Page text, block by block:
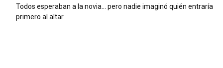
Todos esperaban a la novia… pero nadie imaginó quién entraría
primero al altar